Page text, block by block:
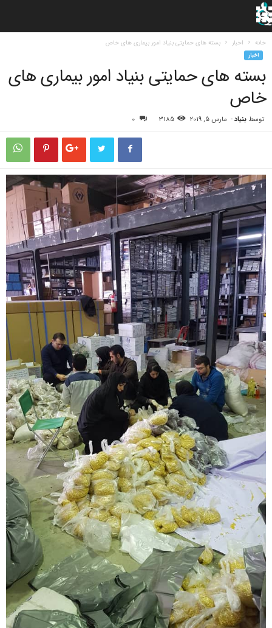
خانه اخبار بسته های حمایتی بنیاد امور بیماری های خاص
اخبار
بسته های حمایتی بنیاد امور بیماری های
خاص
توسط بنیاد- مارس 5, 2019 3185
0